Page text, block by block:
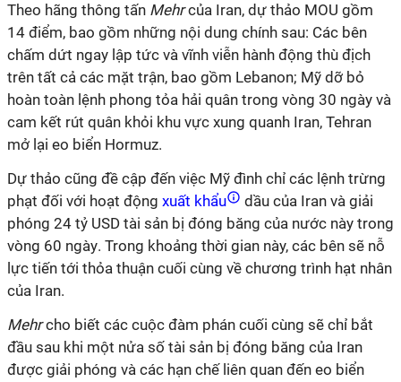
Theo hãng thông tấn Mehrcủa Iran, dự thảo MOU gồm
14 điểm, bao gồm những nội dung chính sau: Các bên
chấm dứt ngay lập tức và vĩnh viễn hành động thù địch
trên tất cả các mặt trận, bao gồm Lebanon; Mỹ dỡ bỏ
hoàn toàn lệnh phong tỏa hải quân trong vòng 30 ngày và
cam kết rút quân khỏi khu vực xung quanh Iran, Tehran
mở lại eo biển Hormuz.
Dự thảo cũng đề cập đến việc Mỹ đình chỉ các lệnh trừng
phạt đối với hoạt động xuất khẩu dầu của Iran và giải
phóng 24 tỷ USD tài sản bị đóng băng của nước này trong
vòng 60 ngày. Trong khoảng thời gian này, các bên sẽ nỗ
lực tiến tới thỏa thuận cuối cùng về chương trình hạt nhân
của Iran.
Mehrcho biết các cuộc đàm phán cuối cùng sẽ chỉ bắt
đầu sau khi một nửa số tài sản bị đóng băng của Iran
được giải phóng và các hạn chế liên quan đến eo biển